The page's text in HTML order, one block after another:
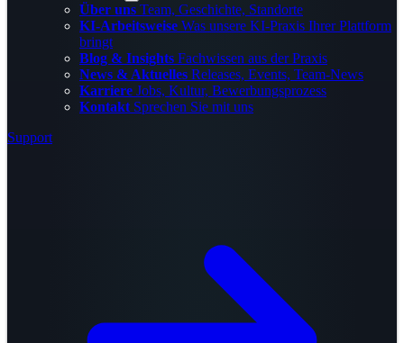
Über uns Team, Geschichte, Standorte
KI-Arbeitsweise Was unsere KI-Praxis Ihrer Plattform
bringt
Blog & Insights Fachwissen aus der Praxis
News & Aktuelles Releases, Events, Team-News
Karriere Jobs, Kultur, Bewerbungsprozess
Kontakt Sprechen Sie mit uns
Support